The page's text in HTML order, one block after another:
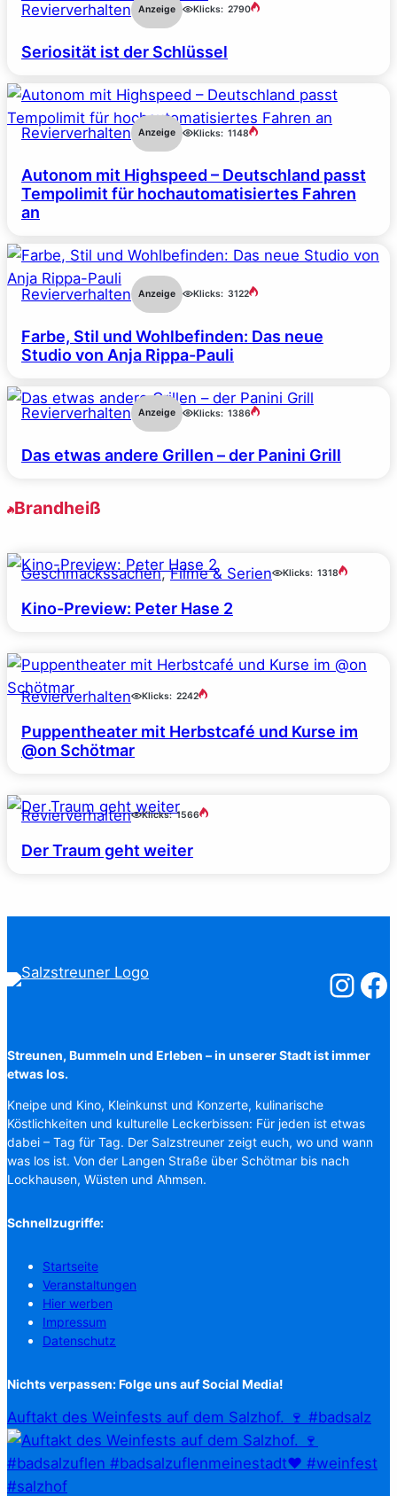
Revierverhalten Anzeige Klicks: 2790
Seriosität ist der Schlüssel
Revierverhalten Anzeige Klicks: 1148
Autonom mit Highspeed – Deutschland passt
Tempolimit für hochautomatisiertes Fahren
an
Revierverhalten Anzeige Klicks: 3122
Farbe, Stil und Wohlbefinden: Das neue
Studio von Anja Rippa-Pauli
Revierverhalten Anzeige Klicks: 1386
Das etwas andere Grillen – der Panini Grill
Brandheiß
Geschmackssachen, Filme & Serien Klicks: 1318
Kino-Preview: Peter Hase 2
Revierverhalten Klicks: 2242
Puppentheater mit Herbstcafé und Kurse im
@on Schötmar
Revierverhalten Klicks: 1566
Der Traum geht weiter
Streunen, Bummeln und Erleben – in unserer Stadt ist immer
etwas los.
Kneipe und Kino, Kleinkunst und Konzerte, kulinarische
Köstlichkeiten und kulturelle Leckerbissen: Für jeden ist etwas
dabei – Tag für Tag. Der Salzstreuner zeigt euch, wo und wann
was los ist. Von der Langen Straße über Schötmar bis nach
Lockhausen, Wüsten und Ahmsen.
Schnellzugriffe:
Startseite
Veranstaltungen
Hier werben
Impressum
Datenschutz
Nichts verpassen: Folge uns auf Social Media!
Auftakt des Weinfests auf dem Salzhof. 🍷 #badsalz